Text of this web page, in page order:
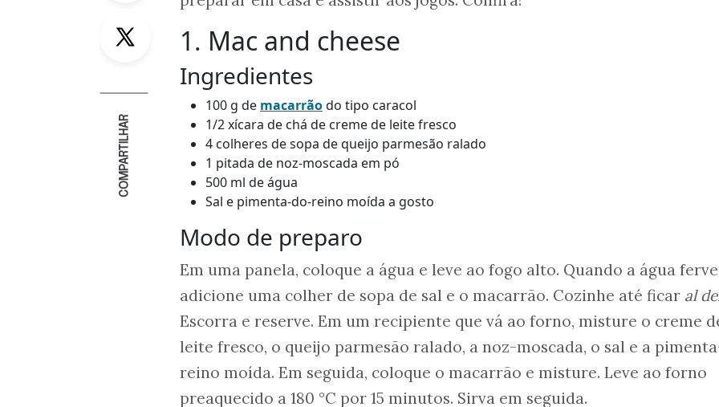
COMPARTILHAR
1. Mac and cheese
Ingredientes
100 g de macarrãodo tipo caracol
1/2 xícara de chá de creme de leite fresco
4 colheres de sopa de queijo parmesão ralado
1 pitada de noz-moscada em pó
500 ml de água
Sal e pimenta-do-reino moída a gosto
Modo de preparo
Em uma panela, coloque a água e leve ao fogo alto. Quando a água
adicione uma colher de sopa de sal e o macarrão. Cozinhe até ficar al
Escorra e reserve. Em um recipiente que vá ao forno, misture o creme
leite fresco, o queijo parmesão ralado, a noz-moscada, o sal e a
reino moída. Em seguida, coloque o macarrão e misture. Leve ao forno
preaquecido a 180 °C por 15 minutos. Sirva em seguida.